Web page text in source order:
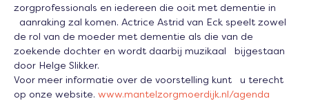
zorgprofessionals en iedereen die ooit met dementie in
aanraking zal komen. Actrice Astrid van Eck speelt zowel
de rol van de moeder met dementie als die van de
zoekende dochter en wordt daarbij muzikaal   bijgestaan
door Helge Slikker.
Voor meer informatie over de voorstelling kunt   u terecht
op onze website. www.mantelzorgmoerdijk.nl/agenda